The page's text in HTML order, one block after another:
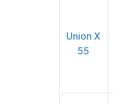
Union X
55